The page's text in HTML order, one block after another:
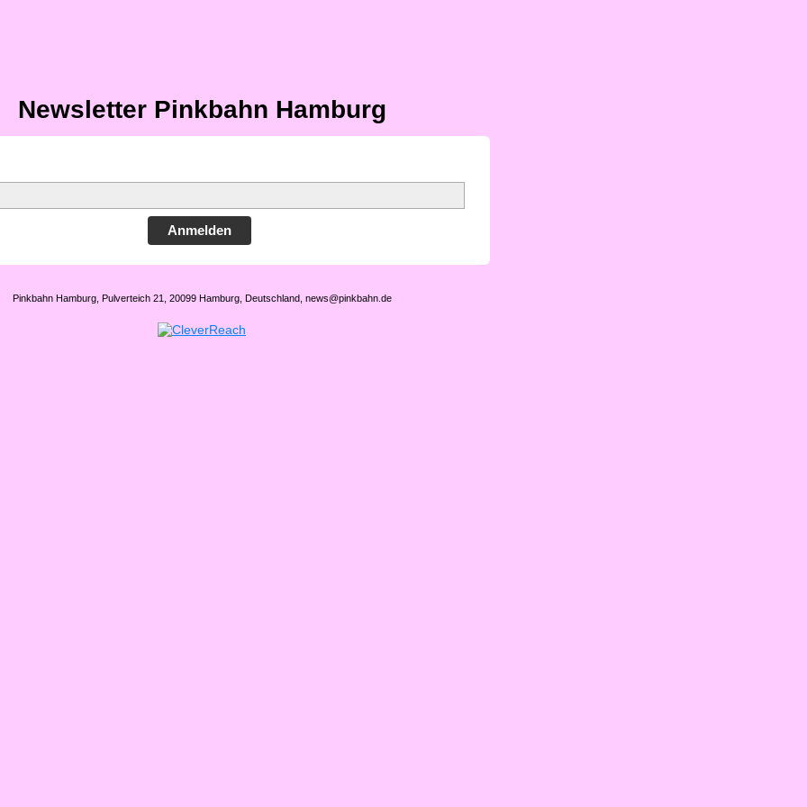
Newsletter Pinkbahn Hamburg
Anmelden
Pinkbahn Hamburg, Pulverteich 21, 20099 Hamburg, Deutschland, news@pinkbahn.de